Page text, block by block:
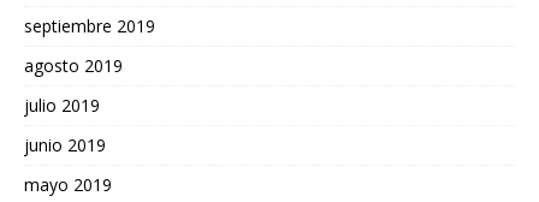
septiembre 2019
agosto 2019
julio 2019
junio 2019
mayo 2019